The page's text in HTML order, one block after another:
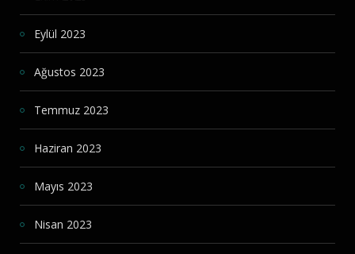
Eylül 2023
Ağustos 2023
Temmuz 2023
Haziran 2023
Mayıs 2023
Nisan 2023